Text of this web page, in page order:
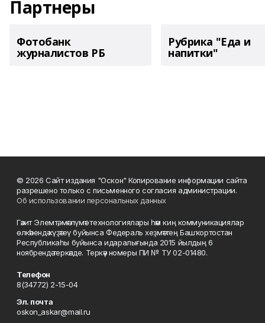
Партнеры
Фотобанк
журналистов РБ
Рубрика "Еда и
напитки"
© 2026 Сайт издания "Оскон" Копирование информации сайта
разрешено только с письменного согласия администрации.
Об использовании персональных данных
Гәзит Элемтә, мәғлүмәт технологиялары һәм киң коммуникациялар
өлкәһендә күҙәтеү буйынса Федераль хеҙмәттең Башҡортостан
Республикаһы буйынса идаралығында 2015 йылдың 6
ноябрендә теркәлде. Теркәү номеры ПИ № ТУ 02-01480.
Телефон
8(34772) 2-15-04
Эл. почта
oskon_askar@mail.ru